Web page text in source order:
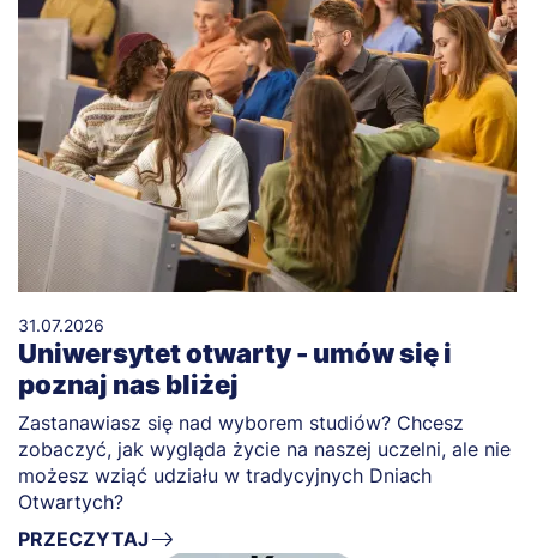
31.07.2026
Uniwersytet otwarty - umów się i
poznaj nas bliżej
Zastanawiasz się nad wyborem studiów? Chcesz
zobaczyć, jak wygląda życie na naszej uczelni, ale nie
możesz wziąć udziału w tradycyjnych Dniach
Otwartych?
PRZECZYTAJ